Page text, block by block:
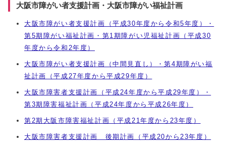
大阪市障がい者支援計画・大阪市障がい福祉計画
大阪市障がい者支援計画（平成30年度から令和5年度）・
第5期障がい福祉計画・第1期障がい児福祉計画（平成30
年度から令和2年度）
大阪市障がい者支援計画（中間見直し）・第4期障がい福
祉計画（平成27年度から平成29年度）
大阪市障害者支援計画（平成24年度から平成29年度）・
第3期障害福祉計画（平成24年度から平成26年度）
第2期大阪市障害福祉計画（平成21年度から23年度）
大阪市障害者支援計画 後期計画（平成20から23年度）